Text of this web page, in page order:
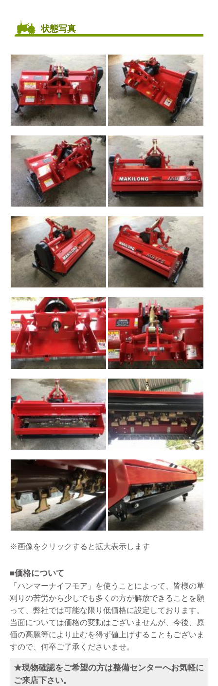
状態写真
※画像をクリックすると拡大表示します
■価格について
「ハンマーナイフモア」を使うことによって、皆様の草
刈りの苦労から少しでも多くの方が解放できることを願
って、弊社では可能な限り低価格に設定しております。
当面については価格の変動はございませんが、今後、原
価の高騰等により止むを得ず値上げすることもございま
すので、何卒ご了承くださいませ。
★現物確認をご希望の方は整備センターへお気軽に
ご来店下さい。